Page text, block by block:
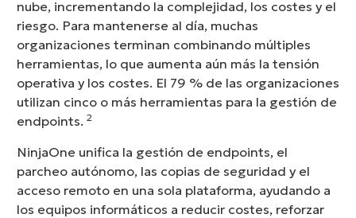
nube, incrementando la complejidad, los costes y el
riesgo. Para mantenerse al día, muchas
organizaciones terminan combinando múltiples
herramientas, lo que aumenta aún más la tensión
operativa y los costes. El 79 % de las organizaciones
utilizan cinco o más herramientas para la gestión de
endpoints. 2
NinjaOne unifica la gestión de endpoints, el
parcheo autónomo, las copias de seguridad y el
acceso remoto en una sola plataforma, ayudando a
los equipos informáticos a reducir costes, reforzar